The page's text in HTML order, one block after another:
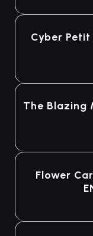
Cyber Petit
The Blazing
Flower